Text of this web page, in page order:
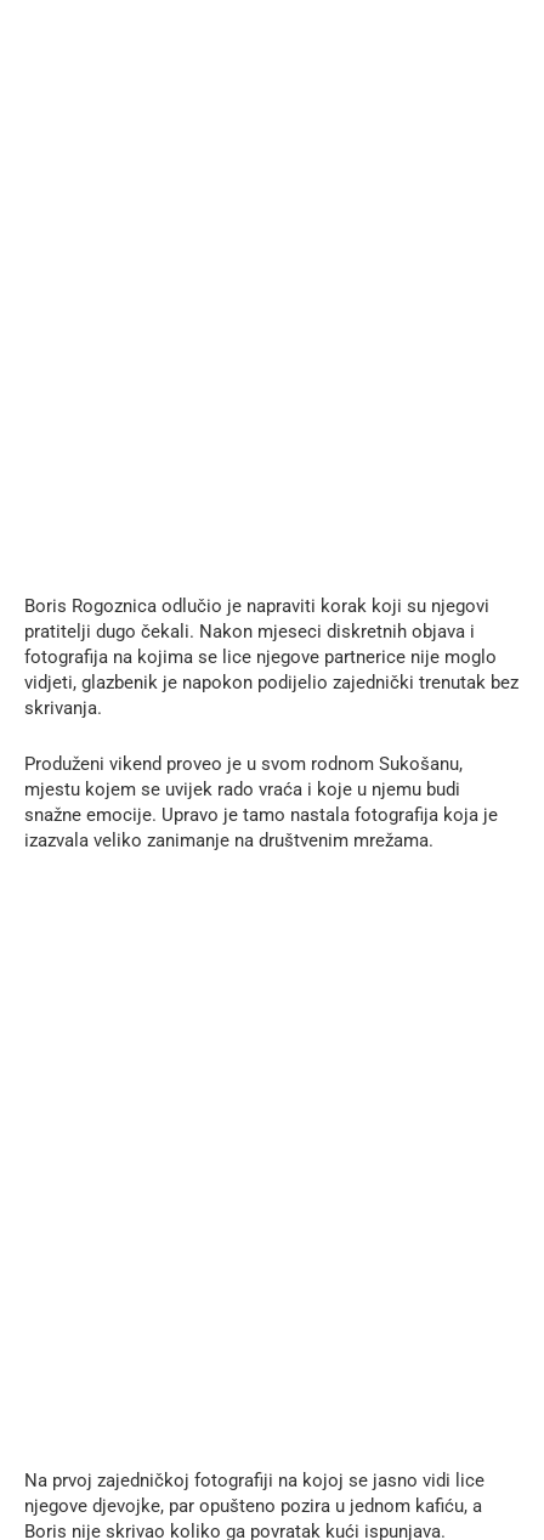
Boris Rogoznica odlučio je napraviti korak koji su njegovi
pratitelji dugo čekali. Nakon mjeseci diskretnih objava i
fotografija na kojima se lice njegove partnerice nije moglo
vidjeti, glazbenik je napokon podijelio zajednički trenutak bez
skrivanja.
Produženi vikend proveo je u svom rodnom Sukošanu,
mjestu kojem se uvijek rado vraća i koje u njemu budi
snažne emocije. Upravo je tamo nastala fotografija koja je
izazvala veliko zanimanje na društvenim mrežama.
Na prvoj zajedničkoj fotografiji na kojoj se jasno vidi lice
njegove djevojke, par opušteno pozira u jednom kafiću, a
Boris nije skrivao koliko ga povratak kući ispunjava.